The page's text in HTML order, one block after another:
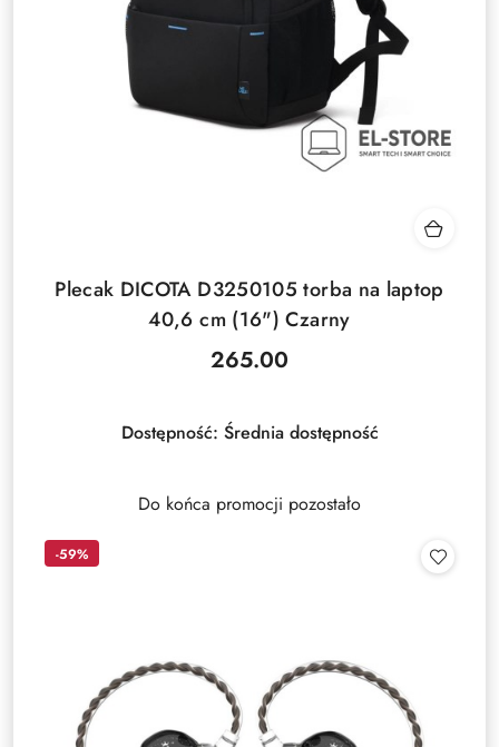
Plecak DICOTA D3250105 torba na laptop
40,6 cm (16") Czarny
Cena:
265.00
Dostępność: Średnia dostępność
Do końca promocji pozostało
-59%